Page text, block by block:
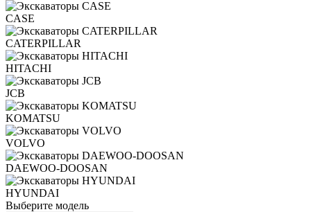
CASE
CATERPILLAR
HITACHI
JCB
KOMATSU
VOLVO
DAEWOO-DOOSAN
HYUNDAI
Выберите модель